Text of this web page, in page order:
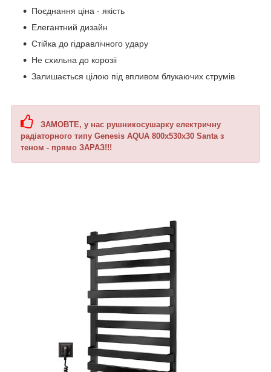
Поєднання ціна - якість
Елегантний дизайн
Стійка до гідравлічного удару
Не схильна до корозіі
Залишається цілою під впливом блукаючих струмів
ЗАМОВТЕ, у нас рушникосушарку електричну
радіаторного типу Genesis AQUA 800х530х30 Santa з
теном - прямо ЗАРАЗ!!!